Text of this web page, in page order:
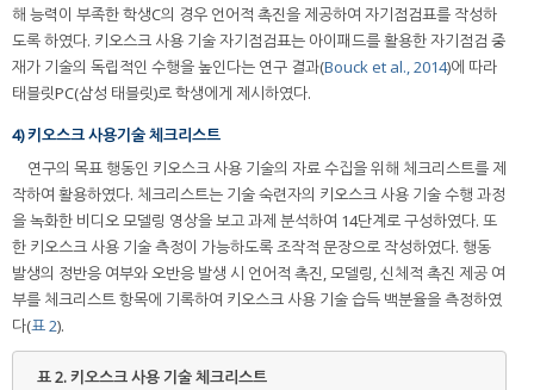
해 능력이 부족한 학생C의 경우 언어적 촉진을 제공하여 자기점검표를 작성하
도록 하였다. 키오스크 사용 기술 자기점검표는 아이패드를 활용한 자기점검 중
재가 기술의 독립적인 수행을 높인다는 연구 결과(Bouck et al., 2014)에 따라
태블릿PC(삼성 태블릿)로 학생에게 제시하였다.
4) 키오스크 사용기술 체크리스트
연구의 목표 행동인 키오스크 사용 기술의 자료 수집을 위해 체크리스트를 제
작하여 활용하였다. 체크리스트는 기술 숙련자의 키오스크 사용 기술 수행 과정
을 녹화한 비디오 모델링 영상을 보고 과제 분석하여 14단계로 구성하였다. 또
한 키오스크 사용 기술 측정이 가능하도록 조작적 문장으로 작성하였다. 행동
발생의 정반응 여부와 오반응 발생 시 언어적 촉진, 모델링, 신체적 촉진 제공 여
부를 체크리스트 항목에 기록하여 키오스크 사용 기술 습득 백분율을 측정하였
다(표 2).
표 2.키오스크 사용 기술 체크리스트